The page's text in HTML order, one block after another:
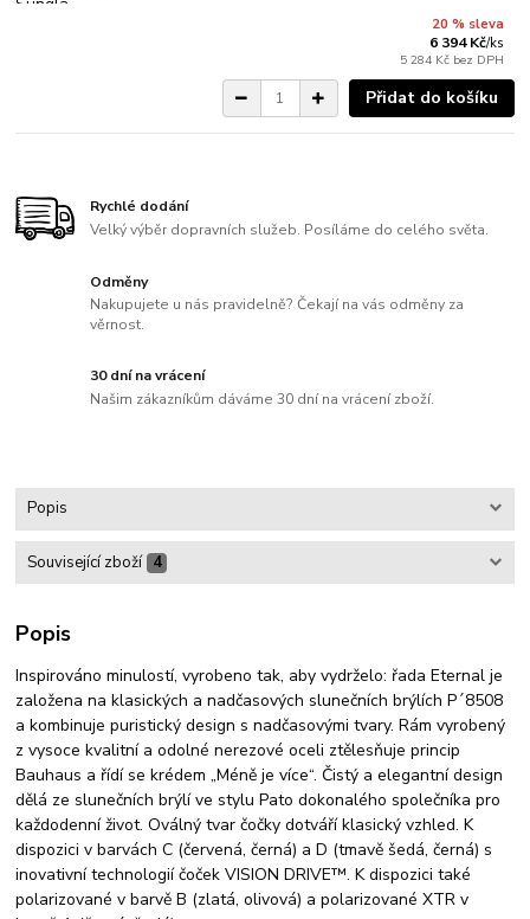
20 % sleva
6 394 Kč/ks
5 284 Kč bez DPH
Přidat do košíku
Rychlé dodání
Velký výběr dopravních služeb. Posíláme do celého světa.
Odměny
Nakupujete u nás pravidelně? Čekají na vás odměny za
věrnost.
30 dní na vrácení
Našim zákazníkům dáváme 30 dní na vrácení zboží.
Popis
Související zboží 4
Popis
Inspirováno minulostí, vyrobeno tak, aby vydrželo: řada Eternal je
založena na klasických a nadčasových slunečních brýlích P´8508
a kombinuje puristický design s nadčasovými tvary. Rám vyrobený
z vysoce kvalitní a odolné nerezové oceli ztělesňuje princip
Bauhaus a řídí se krédem „Méně je více“. Čistý a elegantní design
dělá ze slunečních brýlí ve stylu Pato dokonalého společníka pro
každodenní život. Oválný tvar čočky dotváří klasický vzhled. K
dispozici v barvách C (červená, černá) a D (tmavě šedá, černá) s
inovativní technologií čoček VISION DRIVE™. K dispozici také
polarizované v barvě B (zlatá, olivová) a polarizované XTR v